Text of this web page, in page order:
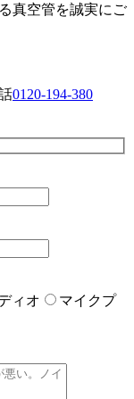
真空管を誠実にご
0120-194-380
ィオ
マイクプ